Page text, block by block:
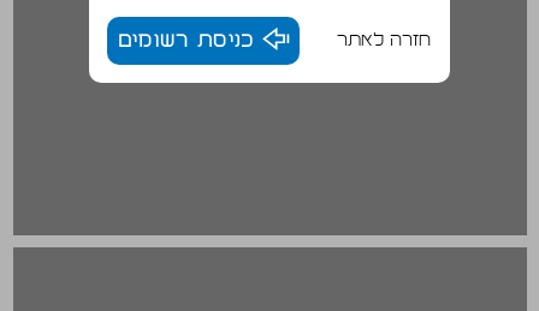
חזרה לאתר כניסת רשומים